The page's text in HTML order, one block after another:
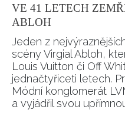
VE 41 LETECH
ABLOH
Jeden z
scény Virgial Abloh,
Louis Vuitton či Off
jednačtyřiceti letech.
Módní konglomerát
a vyjádřil svou